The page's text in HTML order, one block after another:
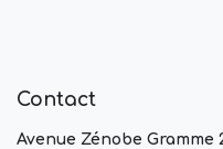
Contact
Avenue Zénobe Gramme